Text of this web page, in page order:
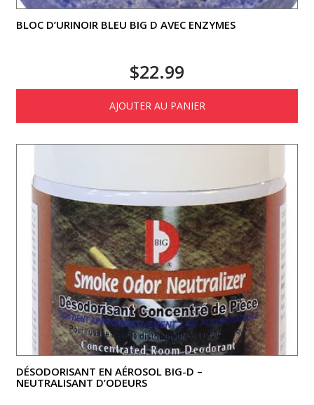
BLOC D’URINOIR BLEU BIG D AVEC ENZYMES
$22.99
AJOUTER AU PANIER
DÉSODORISANT EN AÉROSOL BIG-D –
NEUTRALISANT D’ODEURS